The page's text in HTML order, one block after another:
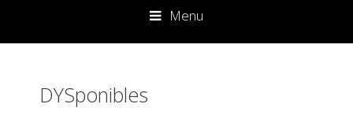
Menu
DYSponibles